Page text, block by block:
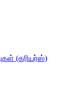
(கரியர்ஸ்)